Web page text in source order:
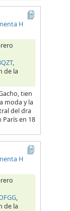
H
,
de la
tien
moda y la
del dra
en 18
H
,
de la